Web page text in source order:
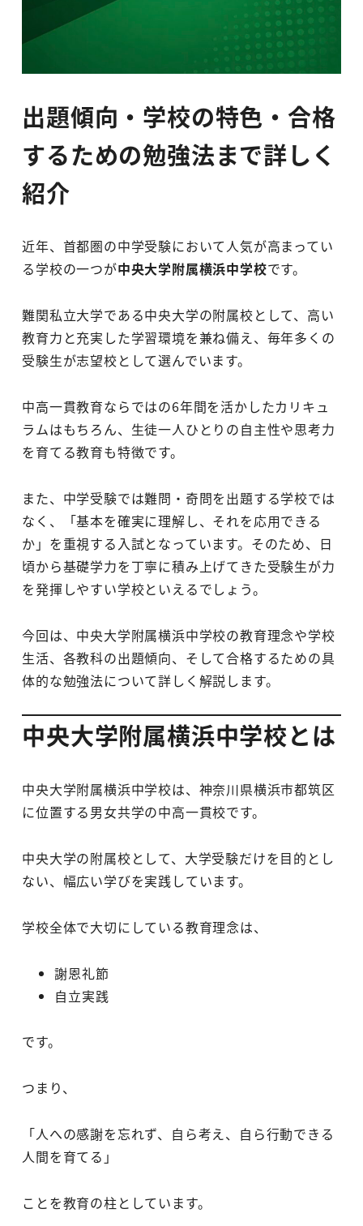
出題傾向・学校の特色・合格
するための勉強法まで詳しく
紹介
近年、首都圏の中学受験において人気が高まってい
る学校の一つが中央大学附属横浜中学校です。
難関私立大学である中央大学の附属校として、高い
教育力と充実した学習環境を兼ね備え、毎年多くの
受験生が志望校として選んでいます。
中高一貫教育ならではの6年間を活かしたカリキュ
ラムはもちろん、生徒一人ひとりの自主性や思考力
を育てる教育も特徴です。
また、中学受験では難問・奇問を出題する学校では
なく、「基本を確実に理解し、それを応用できる
か」を重視する入試となっています。そのため、日
頃から基礎学力を丁寧に積み上げてきた受験生が力
を発揮しやすい学校といえるでしょう。
今回は、中央大学附属横浜中学校の教育理念や学校
生活、各教科の出題傾向、そして合格するための具
体的な勉強法について詳しく解説します。
中央大学附属横浜中学校とは
中央大学附属横浜中学校は、神奈川県横浜市都筑区
に位置する男女共学の中高一貫校です。
中央大学の附属校として、大学受験だけを目的とし
ない、幅広い学びを実践しています。
学校全体で大切にしている教育理念は、
謝恩礼節
自立実践
です。
つまり、
「人への感謝を忘れず、自ら考え、自ら行動できる
人間を育てる」
ことを教育の柱としています。